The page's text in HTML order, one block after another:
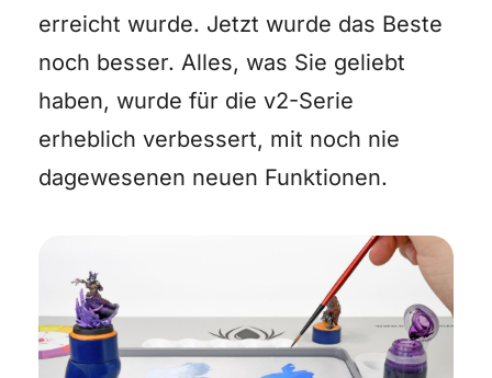
erreicht wurde. Jetzt wurde das Beste
noch besser. Alles, was Sie geliebt
haben, wurde für die v2-Serie
erheblich verbessert, mit noch nie
dagewesenen neuen Funktionen.